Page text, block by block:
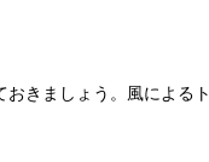
きましょう。風によるト